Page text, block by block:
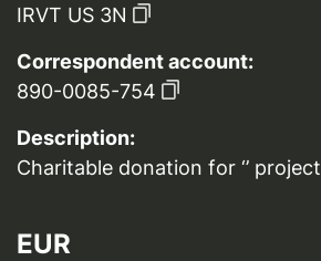
IRVT US 3N
Correspondent account:
890-0085-754
Description:
Charitable donation for ‘’ project
EUR